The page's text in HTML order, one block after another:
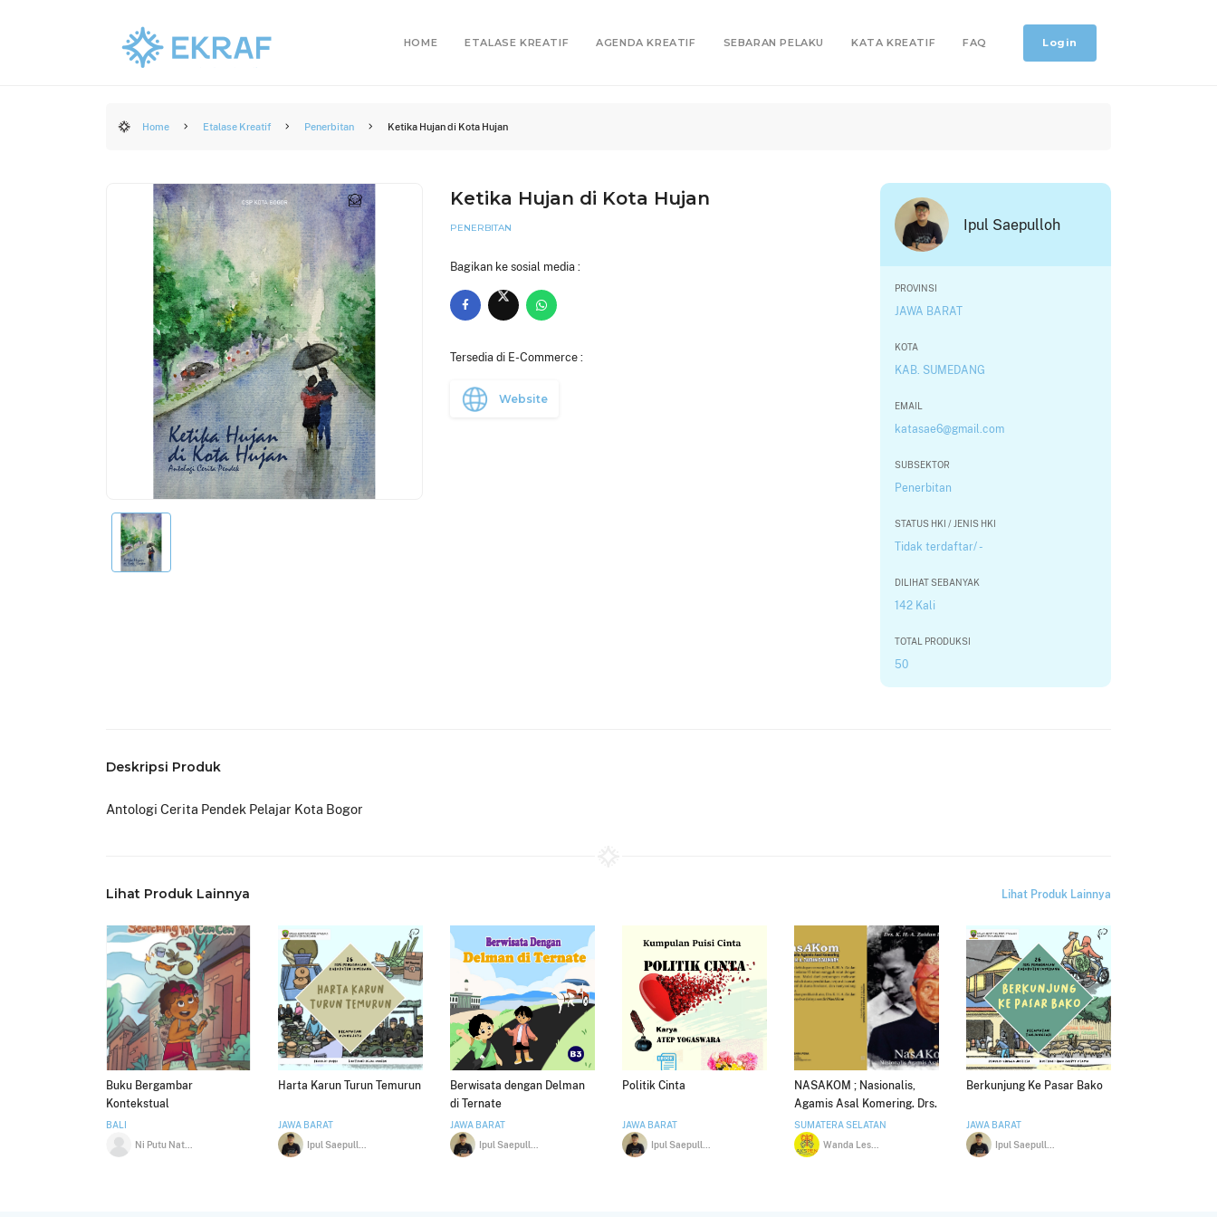
HOME ETALASE KREATIF AGENDA KREATIF SEBARAN PELAKU KATA KREATIF FAQ Login
Home Etalase Kreatif Penerbitan Ketika Hujan di Kota Hujan
Ketika Hujan di Kota Hujan
PENERBITAN
Bagikan ke sosial media :
Tersedia di E-Commerce :
Website
Ipul Saepulloh
PROVINSI
JAWA BARAT
KOTA
KAB. SUMEDANG
EMAIL
katasae6@gmail.com
SUBSEKTOR
Penerbitan
STATUS HKI / JENIS HKI
Tidak terdaftar/ -
DILIHAT SEBANYAK
142 Kali
TOTAL PRODUKSI
50
Deskripsi Produk
Antologi Cerita Pendek Pelajar Kota Bogor
Lihat Produk Lainnya Lihat Produk Lainnya
Buku Bergambar
Kontekstual
BALI
Harta Karun Turun Temurun
JAWA BARAT
Berwisata dengan Delman
di Ternate
JAWA BARAT
Politik Cinta
JAWA BARAT
NASAKOM ; Nasionalis,
Agamis Asal Komering. Drs.
K. H. A. Zaidan Djauhary
SUMATERA SELATAN
Berkunjung Ke Pasar Bako
JAWA BARAT